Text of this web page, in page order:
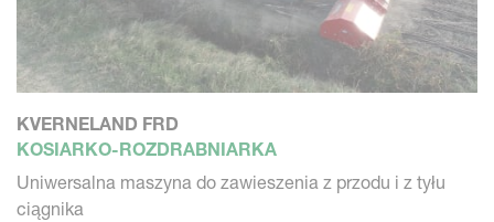
KVERNELAND FRD
KOSIARKO-ROZDRABNIARKA
Uniwersalna maszyna do zawieszenia z przodu i z tyłu
ciągnika